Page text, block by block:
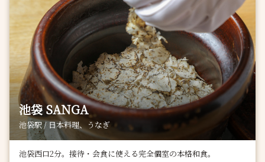
池袋 SANGA
池袋駅 / 日本料理、うなぎ
池袋西口2分。接待・会食に使える完全個室の本格和食。